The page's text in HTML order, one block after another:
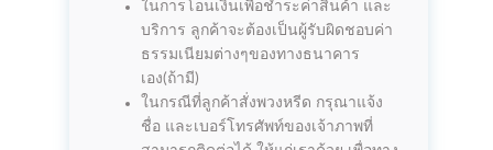
ในการโอนเงินเพื่อชำระค่าสินค้า และ
บริการ ลูกค้าจะต้องเป็นผู้รับผิดชอบค่า
ธรรมเนียมต่างๆของทางธนาคาร
เอง(ถ้ามี)
ในกรณีที่ลูกค้าสั่งพวงหรีด กรุณาแจ้ง
ชื่อ และเบอร์โทรศัพท์ของเจ้าภาพที่